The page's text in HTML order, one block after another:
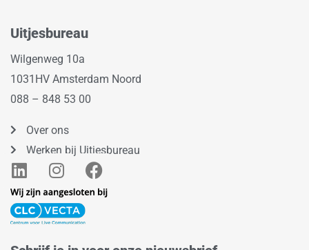
Uitjesbureau
Wilgenweg 10a
1031HV Amsterdam Noord
088 – 848 53 00
Over ons
Werken bij Uitjesbureau
L
i
n
k
I
n
s
t
F
a
c